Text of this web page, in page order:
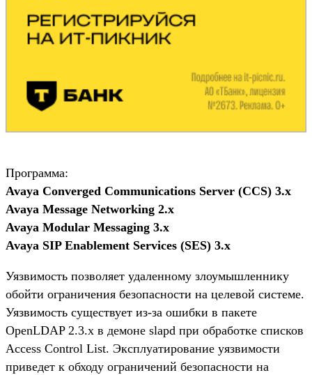
Программа:
Avaya Converged Communications Server (CCS) 3.x
Avaya Message Networking 2.x
Avaya Modular Messaging 3.x
Avaya SIP Enablement Services (SES) 3.x
Уязвимость позволяет удаленному злоумышленнику
обойти ограничения безопасности на целевой системе.
Уязвимость существует из-за ошибки в пакете
OpenLDAP 2.3.x в демоне slapd при обработке списков
Access Control List. Эксплуатирование уязвимости
приведет к обходу ограничений безопасности на